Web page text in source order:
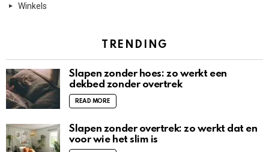
Winkels
TRENDING
Slapen zonder hoes: zo werkt een
dekbed zonder overtrek
READ MORE
Slapen zonder overtrek: zo werkt dat en
voor wie het slim is